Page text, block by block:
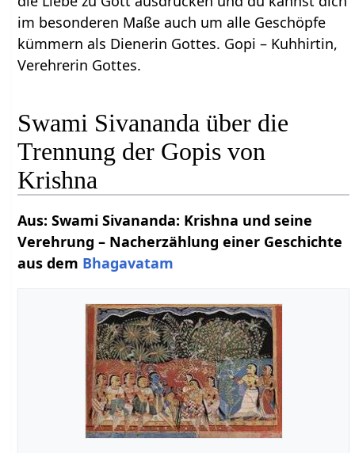
im besonderen Maße auch um alle Geschöpfe
kümmern als Dienerin Gottes. Gopi – Kuhhirtin,
Verehrerin Gottes.
Swami Sivananda über die
Trennung der Gopis von
Krishna
Aus: Swami Sivananda: Krishna und seine
Verehrung – Nacherzählung einer Geschichte
aus dem Bhagavatam